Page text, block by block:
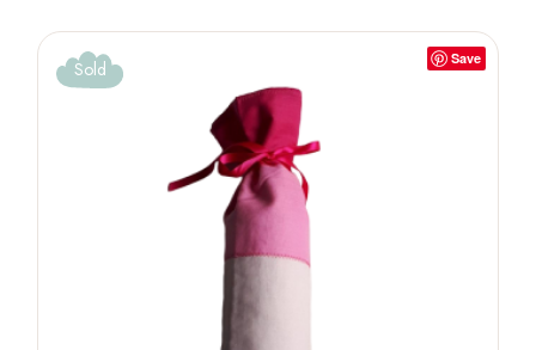
Save
Sold